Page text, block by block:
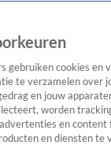
Regionieuws Het beste
gebruiken cookies en
te verzamelen over
en jouw
worden
en content
en diensten te